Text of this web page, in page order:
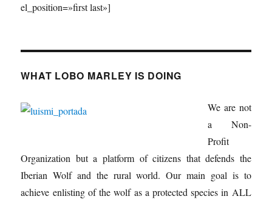
el_position=»first last»]
WHAT LOBO MARLEY IS DOING
We are not
a Non-
Profit
Organization but a platform of citizens that defends the
Iberian Wolf and the rural world. Our main goal is to
achieve enlisting of the wolf as a protected species in ALL